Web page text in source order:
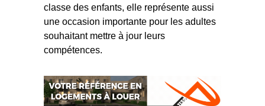
classe des enfants, elle représente aussi
une occasion importante pour les adultes
souhaitant mettre à jour leurs
compétences.